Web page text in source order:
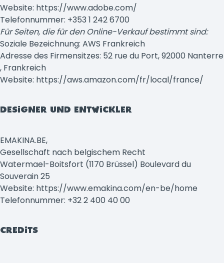
Website: https://www.adobe.com/
Telefonnummer: +353 1 242 6700
Für Seiten, die für den Online-Verkauf bestimmt sind:
Soziale Bezeichnung: AWS Frankreich
Adresse des Firmensitzes: 52 rue du Port, 92000 Nanterre
, Frankreich
Website: https://aws.amazon.com/fr/local/france/
DESIGNER UND ENTWICKLER
EMAKINA.BE,
Gesellschaft nach belgischem Recht
Watermael-Boitsfort (1170 Brüssel) Boulevard du
Souverain 25
Website: https://www.emakina.com/en-be/home
Telefonnummer: +32 2 400 40 00
CREDITS